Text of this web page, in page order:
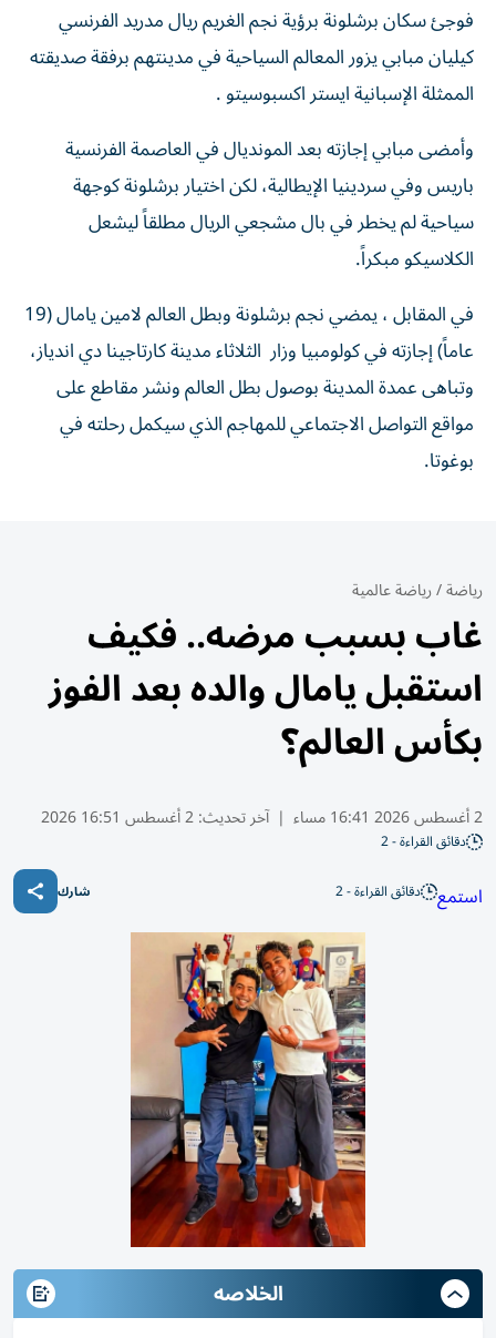
فوجئ سكان برشلونة برؤية نجم الغريم ريال مدريد الفرنسي
كيليان مبابي يزور المعالم السياحية في مدينتهم برفقة صديقته
الممثلة الإسبانية ايستر اكسبوسيتو .
وأمضى مبابي إجازته بعد المونديال في العاصمة الفرنسية
باريس وفي سردينيا الإيطالية، لكن اختيار برشلونة كوجهة
سياحية لم يخطر في بال مشجعي الريال مطلقاً ليشعل
الكلاسيكو مبكراً.
في المقابل ، يمضي نجم برشلونة وبطل العالم لامين يامال (19
عاماً) إجازته في كولومبيا وزار الثلاثاء مدينة كارتاجينا دي اندياز،
وتباهى عمدة المدينة بوصول بطل العالم ونشر مقاطع على
مواقع التواصل الاجتماعي للمهاجم الذي سيكمل رحلته في
بوغوتا.
رياضة/رياضة عالمية
غاب بسبب مرضه.. فكيف
استقبل يامال والده بعد الفوز
بكأس العالم؟
2 أغسطس 2026 16:41 مساء | آخر تحديث:2 أغسطس 16:51 2026
دقائق القراءة - 2
استمع دقائق القراءة - 2 شارك
الخلاصه